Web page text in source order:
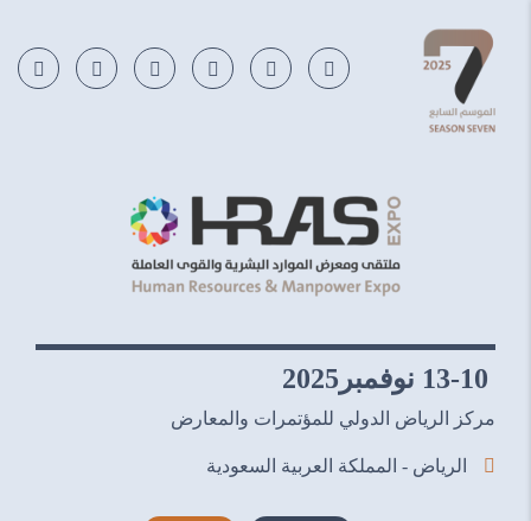
مركز الرياض الدولي للمؤتمرات والمعارض
الرياض - المملكة العربية السعودية